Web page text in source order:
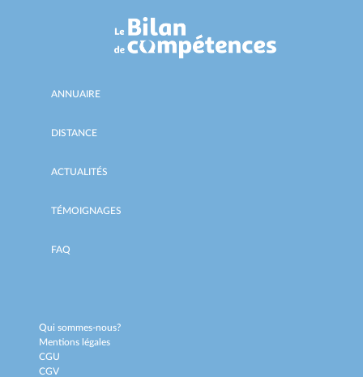
ANNUAIRE
DISTANCE
ACTUALITÉS
TÉMOIGNAGES
FAQ
Qui sommes-nous?
Mentions légales
CGU
CGV